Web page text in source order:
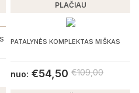
PLAČIAU
PATALYNĖS KOMPLEKTAS MIŠKAS
nuo: €54,50 €109,00